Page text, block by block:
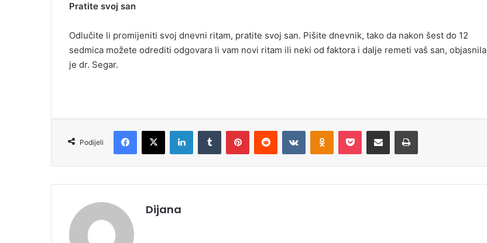
Pratite svoj san
Odlučite li promijeniti svoj dnevni ritam, pratite svoj san. Pišite dnevnik, tako da nakon šest do 12
sedmica možete odrediti odgovara li vam novi ritam ili neki od faktora i dalje remeti vaš san, objasnila
je dr. Segar.
Podijeli
Dijana